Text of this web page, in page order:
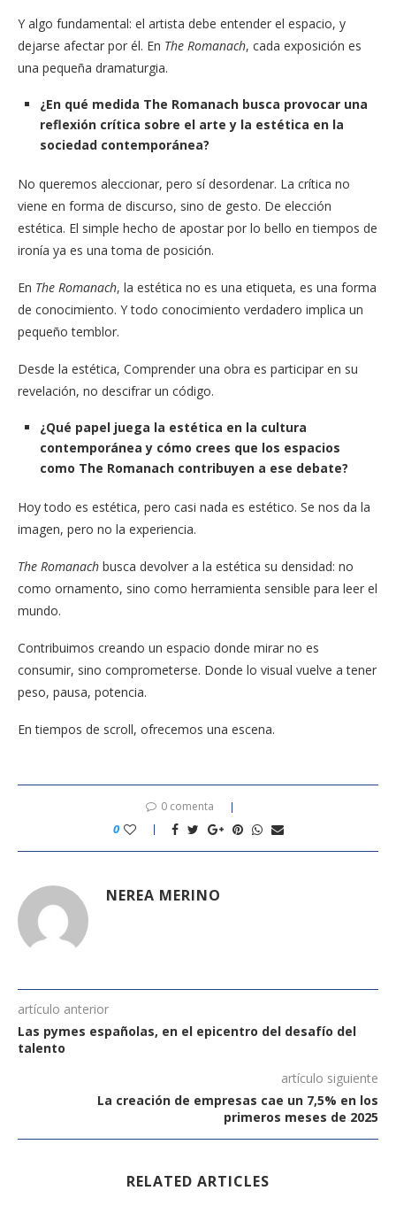
Y algo fundamental: el artista debe entender el espacio, y
dejarse afectar por él. En The Romanach, cada exposición es
una pequeña dramaturgia.
¿En qué medida The Romanach busca provocar una
reflexión crítica sobre el arte y la estética en la
sociedad contemporánea?
No queremos aleccionar, pero sí desordenar. La crítica no
viene en forma de discurso, sino de gesto. De elección
estética. El simple hecho de apostar por lo bello en tiempos de
ironía ya es una toma de posición.
En The Romanach, la estética no es una etiqueta, es una forma
de conocimiento. Y todo conocimiento verdadero implica un
pequeño temblor.
Desde la estética, Comprender una obra es participar en su
revelación, no descifrar un código.
¿Qué papel juega la estética en la cultura
contemporánea y cómo crees que los espacios
como The Romanach contribuyen a ese debate?
Hoy todo es estética, pero casi nada es estético. Se nos da la
imagen, pero no la experiencia.
The Romanach busca devolver a la estética su densidad: no
como ornamento, sino como herramienta sensible para leer el
mundo.
Contribuimos creando un espacio donde mirar no es
consumir, sino comprometerse. Donde lo visual vuelve a tener
peso, pausa, potencia.
En tiempos de scroll, ofrecemos una escena.
0 comenta
0
NEREA MERINO
artículo anterior
Las pymes españolas, en el epicentro del desafío del
talento
artículo siguiente
La creación de empresas cae un 7,5% en los
primeros meses de 2025
RELATED ARTICLES